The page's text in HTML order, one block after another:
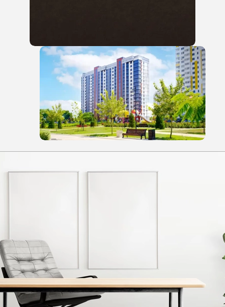
Как связаться с Вами?
Позвонить
Отправить в Telegram
Отправить на WhatsApp